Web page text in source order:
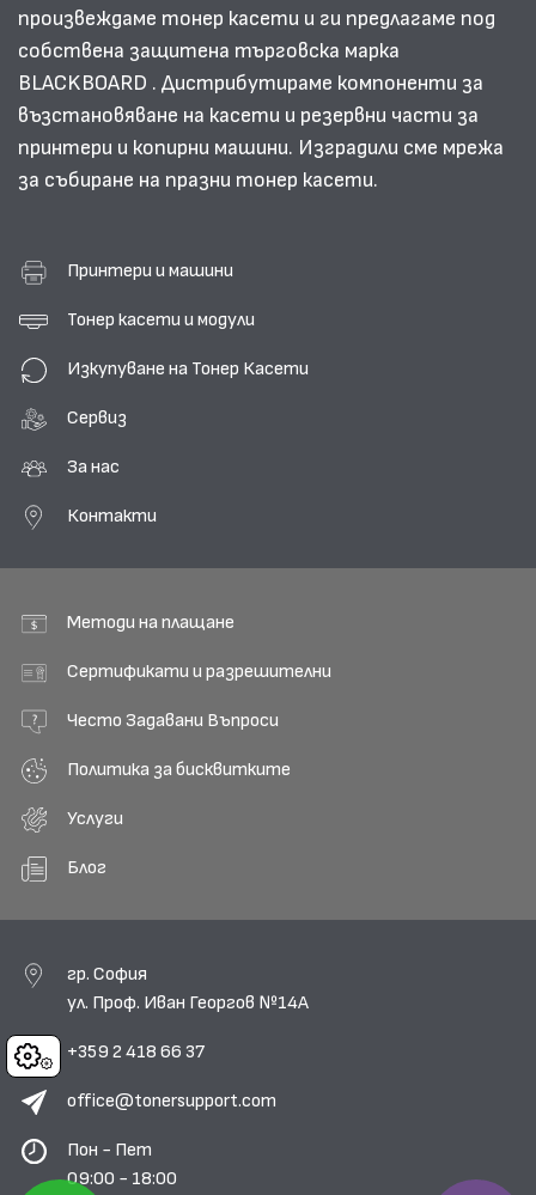
Cookies
произвеждаме тонер касети и ги предлагаме под
собствена защитена търговска марка
BLACKBOARD . Дистрибутираме компоненти за
възстановяване на касети и резервни части за
принтери и копирни машини. Изградили сме мрежа
за събиране на празни тонер касети.
Принтери и машини
Тонер касети и модули
Изкупуване на Тонер Касети
Сервиз
За нас
Контакти
Методи на плащане
Сертификати и разрешителни
Често Задавани Въпроси
Политика за бисквитките
Услуги
Блог
гр. София
ул. Проф. Иван Георгов №14А
+359 2 418 66 37
office@tonersupport.com
Пон - Пет
09:00 - 18:00